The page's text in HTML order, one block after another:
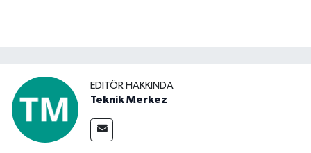
EDITÖR HAKKINDA
Teknik Merkez